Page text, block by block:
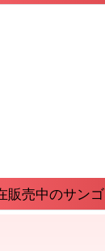
販売中のサンゴ